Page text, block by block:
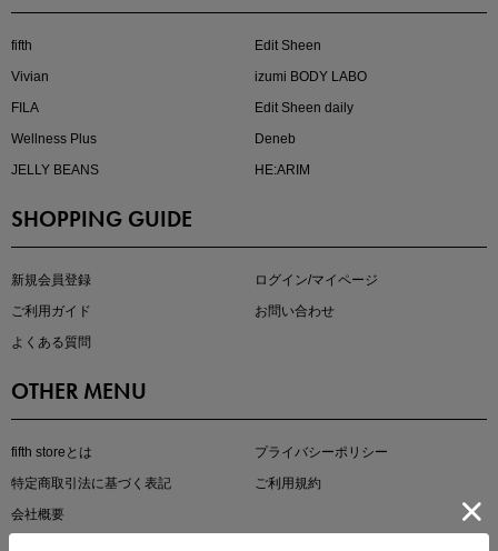
真夏のオフィスカジュアル
fifth
Edit Sheen
Vivian
izumi BODY LABO
FILA
Edit Sheen daily
Wellness Plus
Deneb
JELLY BEANS
HE:ARIM
SHOPPING GUIDE
新規会員登録
ログイン/マイページ
ご利用ガイド
お問い合わせ
よくある質問
OTHER MENU
fifth storeとは
プライバシーポリシー
特定商取引法に基づく表記
ご利用規約
会社概要